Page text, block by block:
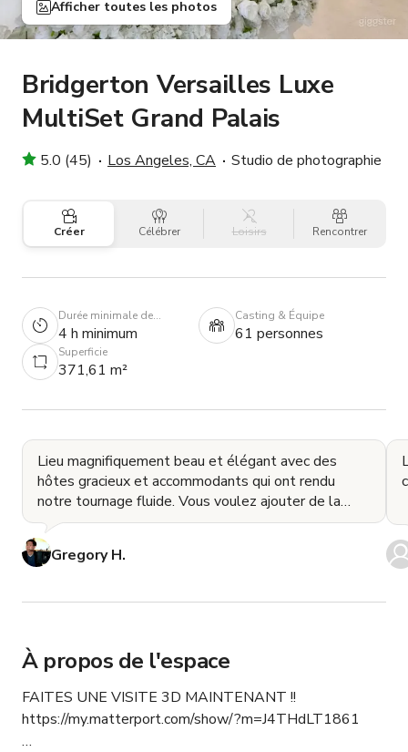
Afficher toutes les photos
Bridgerton Versailles Luxe
MultiSet Grand Palais
5.0 (45) Los Angeles, CA Studio de photographie
Créer Célébrer Loisirs Rencontrer
Durée minimale de
réservation
4 h minimum
Casting & Équipe
61 personnes
Superficie
371,61 m²
Lieu magnifiquement beau et élégant avec des
hôtes gracieux et accommodants qui ont rendu
notre tournage fluide. Vous voulez ajouter de la
classe �
Gregory H.
À propos de l'espace
FAITES UNE VISITE 3D MAINTENANT !!
https://my.matterport.com/show/?m=J4THdLT1861